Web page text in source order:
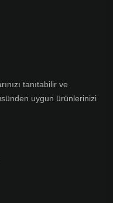
tanıtabilir ve
uygun ürünlerinizi